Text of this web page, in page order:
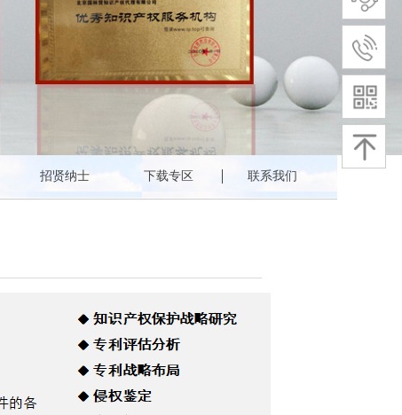
北京知识产权研究会副会长单位 中华全国专利代理师协会会员
招贤纳士 下载专区 联系我们